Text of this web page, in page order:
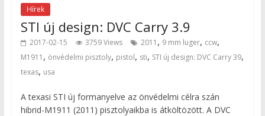
Hírek
STI új design: DVC Carry 3.9
2017-02-15 3759 Views 2011 , 9 mm luger, ccw,
M1911 , önvédelmi pisztoly, pistol, sti, STI új design: DVC Carry 39,
texas, usa
A texasi STI új formanyelve az önvédelmi célra szán
hibrid-M1911 (2011) pisztolyaikba is átköltözött. A DVC